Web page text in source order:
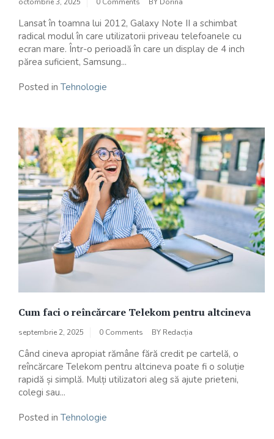
octombrie 3, 2025 0 Comments BY Dorina
Lansat în toamna lui 2012, Galaxy Note II a schimbat
radical modul în care utilizatorii priveau telefoanele cu
ecran mare. Într-o perioadă în care un display de 4 inch
părea suficient, Samsung...
Posted in Tehnologie
Cum faci o reîncărcare Telekom pentru altcineva
septembrie 2, 2025 0 Comments BY Redacția
Când cineva apropiat rămâne fără credit pe cartelă, o
reîncărcare Telekom pentru altcineva poate fi o soluție
rapidă și simplă. Mulți utilizatori aleg să ajute prieteni,
colegi sau...
Posted in Tehnologie